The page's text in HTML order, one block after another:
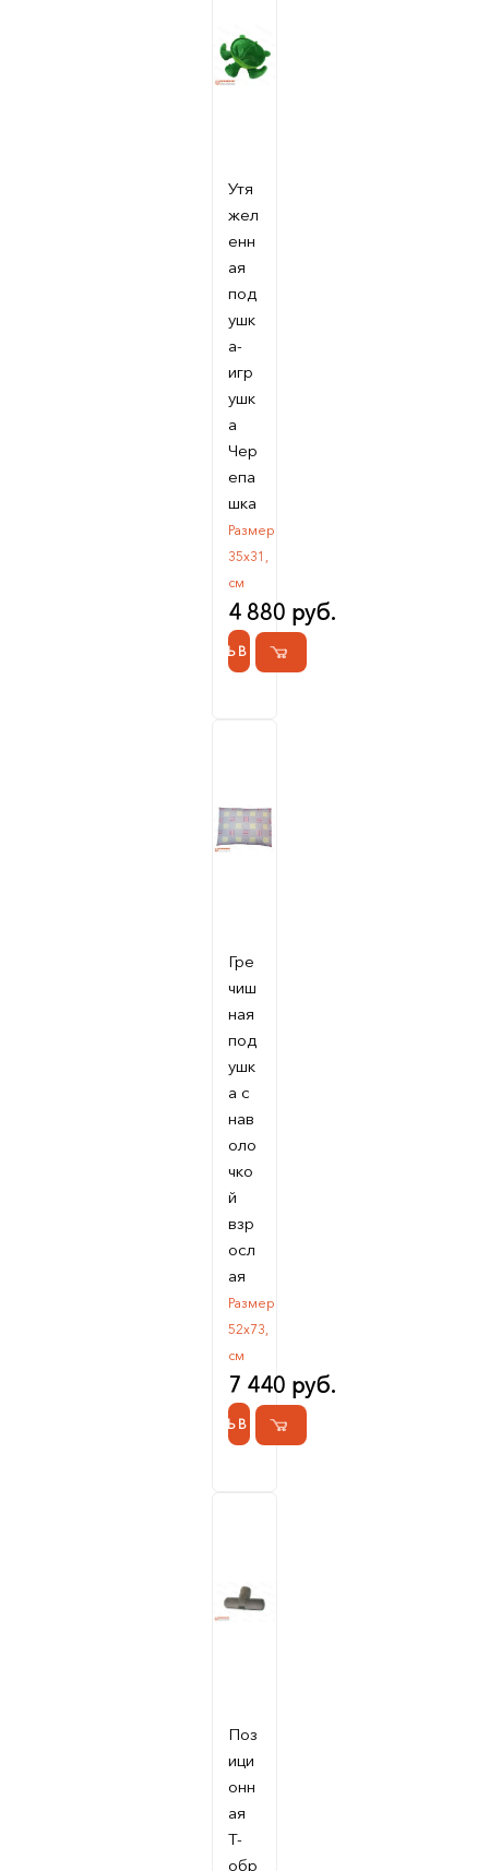
Утя
жел
енн
ая
под
ушк
а-
игр
ушк
а
Чер
епа
шка
Размер
35х31,
см
4 880 руб.
КУПИТЬ В 1 КЛИК
Гре
чиш
ная
под
ушк
а с
нав
оло
чко
й
взр
осл
ая
Размер
52х73,
см
7 440 руб.
КУПИТЬ В 1 КЛИК
Поз
ици
онн
ая
Т-
обр